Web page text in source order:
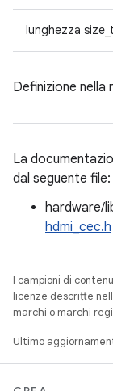
lunghezza size_t
Definizione nella
La
dal seguente file:
hardware/
hdmi_cec.h
I campioni di
licenze descritte
marchi o marchi
Ultimo